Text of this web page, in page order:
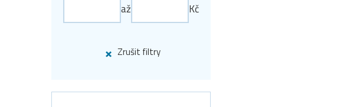
až Kč
Zrušit filtry